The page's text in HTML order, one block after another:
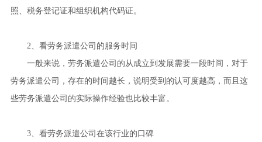
照、税务登记证和组织机构代码证。
2、看劳务派遣公司的服务时间
一般来说，劳务派遣公司的从成立到发展需要一段时间，对于
劳务派遣公司，存在的时间越长，说明受到的认可度越高，而且这
些劳务派遣公司的实际操作经验也比较丰富。
3、看劳务派遣公司在该行业的口碑